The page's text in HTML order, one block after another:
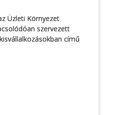
Üzleti Környezet
szervezett
című